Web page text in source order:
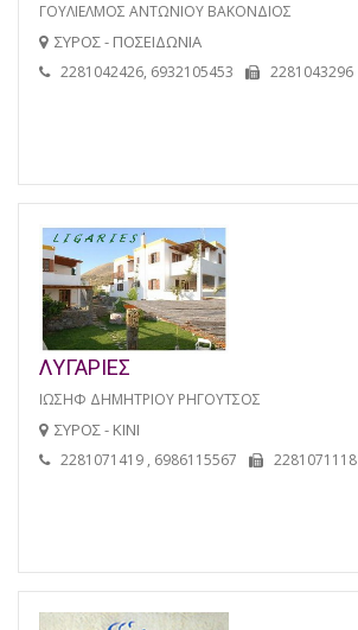
ΓΟΥΛΙΕΛΜΟΣ ΑΝΤΩΝΙΟΥ ΒΑΚΟΝΔΙΟΣ
ΣΥΡΟΣ - ΠΟΣΕΙΔΩΝΙΑ
2281042426, 6932105453 2281043296
ΛΥΓΑΡΙΕΣ
ΙΩΣΗΦ ΔΗΜΗΤΡΙΟΥ ΡΗΓΟΥΤΣΟΣ
ΣΥΡΟΣ - ΚΙΝΙ
2281071419 , 6986115567 2281071118